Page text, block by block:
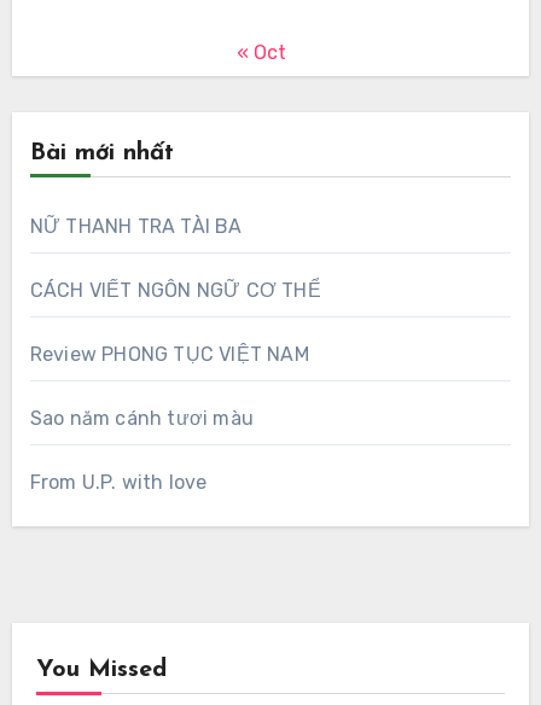
« Oct
Bài mới nhất
NỮ THANH TRA TÀI BA
CÁCH VIẾT NGÔN NGỮ CƠ THỂ
Review PHONG TỤC VIỆT NAM
Sao năm cánh tươi màu
From U.P. with love
You Missed